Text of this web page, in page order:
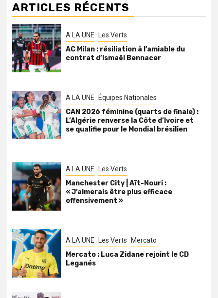
ARTICLES RÉCENTS
A LA UNE Les Verts
AC Milan : résiliation à l’amiable du
contrat d’Ismaël Bennacer
A LA UNE Équipes Nationales
CAN 2026 féminine (quarts de finale) :
L’Algérie renverse la Côte d’Ivoire et
se qualifie pour le Mondial brésilien
A LA UNE Les Verts
Manchester City | Aït-Nouri :
« J’aimerais être plus efficace
offensivement »
A LA UNE Les Verts Mercato
Mercato : Luca Zidane rejoint le CD
Leganés